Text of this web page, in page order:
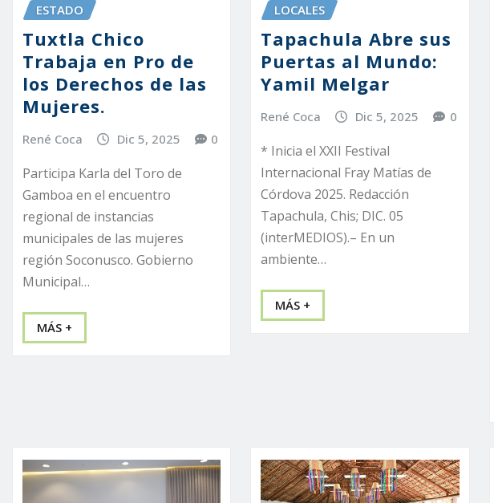
ESTADO
Tuxtla Chico
Trabaja en Pro de
los Derechos de las
Mujeres.
René Coca Dic 5, 2025 0
Participa Karla del Toro de
Gamboa en el encuentro
regional de instancias
municipales de las mujeres
región Soconusco. Gobierno
Municipal…
MÁS +
LOCALES
Tapachula Abre sus
Puertas al Mundo:
Yamil Melgar
René Coca Dic 5, 2025 0
* Inicia el XXII Festival
Internacional Fray Matías de
Córdova 2025. Redacción
Tapachula, Chis; DIC. 05
(interMEDIOS).– En un
ambiente…
MÁS +